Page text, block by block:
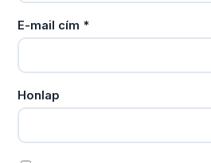
E-mail cím *
Honlap